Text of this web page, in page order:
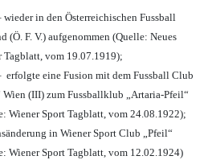
wieder in den Österreichischen Fussball
(Ö. F. V.) aufgenommen (Quelle: Neues
Tagblatt, vom 19.07.1919);
erfolgte eine Fusion mit dem Fussball Club
Wien (III) zum Fussballklub „Artaria-Pfeil“
Wiener Sport Tagblatt, vom 24.08.1922);
in Wiener Sport Club „Pfeil“
Wiener Sport Tagblatt, vom 12.02.1924)